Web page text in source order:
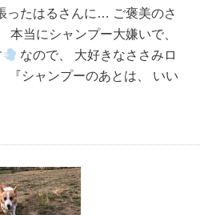
ったはるさんに… ご褒美のさ
本当にシャンプー大嫌いで、
なので、 大好きなささみロ
『シャンプーのあとは、 いい